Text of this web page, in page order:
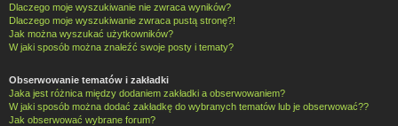
Dlaczego moje wyszukiwanie nie zwraca wyników?
Dlaczego moje wyszukiwanie zwraca pustą stronę?!
Jak można wyszukać użytkowników?
W jaki sposób można znaleźć swoje posty i tematy?
Obserwowanie tematów i zakładki
Jaka jest różnica między dodaniem zakładki a obserwowaniem?
W jaki sposób można dodać zakładkę do wybranych tematów lub je obserwować??
Jak obserwować wybrane forum?